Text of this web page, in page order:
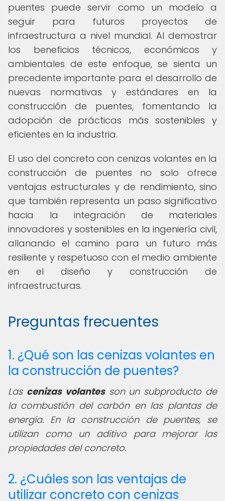
puentes puede servir como un modelo a
seguir para futuros proyectos de
infraestructura a nivel mundial. Al demostrar
los beneficios técnicos, económicos y
ambientales de este enfoque, se sienta un
precedente importante para el desarrollo de
nuevas normativas y estándares en la
construcción de puentes, fomentando la
adopción de prácticas más sostenibles y
eficientes en la industria.
El uso del concreto con cenizas volantes en la
construcción de puentes no solo ofrece
ventajas estructurales y de rendimiento, sino
que también representa un paso significativo
hacia la integración de materiales
innovadores y sostenibles en la ingeniería civil,
allanando el camino para un futuro más
resiliente y respetuoso con el medio ambiente
en el diseño y construcción de
infraestructuras.
Preguntas frecuentes
1. ¿Qué son las cenizas volantes en
la construcción de puentes?
Las cenizas volantesson un subproducto de
la combustión del carbón en las plantas de
energía. En la construcción de puentes, se
utilizan como un aditivo para mejorar las
propiedades del concreto.
2. ¿Cuáles son las ventajas de
utilizar concreto con cenizas